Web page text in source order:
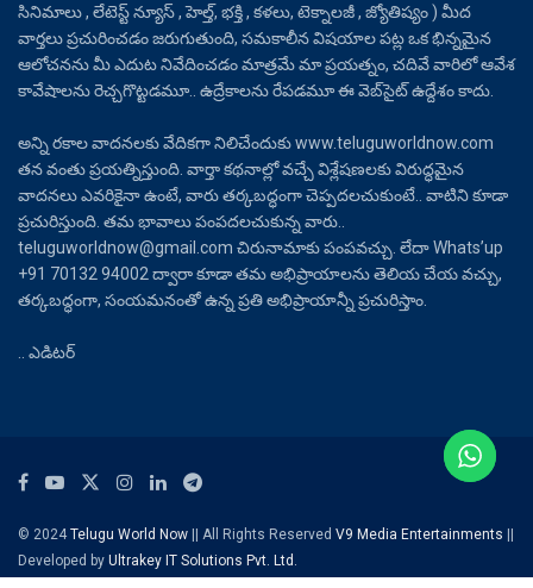
సినిమాలు , లేటెస్ట్ న్యూస్ , హెల్త్, భక్తి , కళలు, టెక్నాలజీ , జ్యోతిష్యం ) మీద
వార్తలు ప్రచురించడం జరుగుతుంది, సమకాలీన విషయాల పట్ల ఒక భిన్నమైన
ఆలోచనను మీ ఎదుట నివేదించడం మాత్రమే మా ప్రయత్నం, చదివే వారిలో ఆవేశ
కావేషాలను రెచ్చగొట్టడమూ.. ఉద్రేకాలను రేపడమూ ఈ వెబ్‌సైట్ ఉద్దేశం కాదు.
అన్ని రకాల వాదనలకు వేదికగా నిలిచేందుకు www.teluguworldnow.com
తన వంతు ప్రయత్నిస్తుంది. వార్తా కథనాల్లో వచ్చే విశ్లేషణలకు విరుద్ధమైన
వాదనలు ఎవరికైనా ఉంటే, వారు తర్కబద్ధంగా చెప్పదలచుకుంటే.. వాటిని కూడా
ప్రచురిస్తుంది. తమ భావాలు పంపదలచుకున్న వారు..
teluguworldnow@gmail.com చిరునామాకు పంపవచ్చు. లేదా Whats’up
+91 70132 94002 ద్వారా కూడా తమ అభిప్రాయాలను తెలియ చేయ వచ్చు,
తర్కబద్ధంగా, సంయమనంతో ఉన్న ప్రతి అభిప్రాయాన్నీ ప్రచురిస్తాం.
.. ఎడిటర్
© 2024Telugu World Now || All Rights Reserved V9 Media Entertainments ||
Developed by Ultrakey IT Solutions Pvt. Ltd.